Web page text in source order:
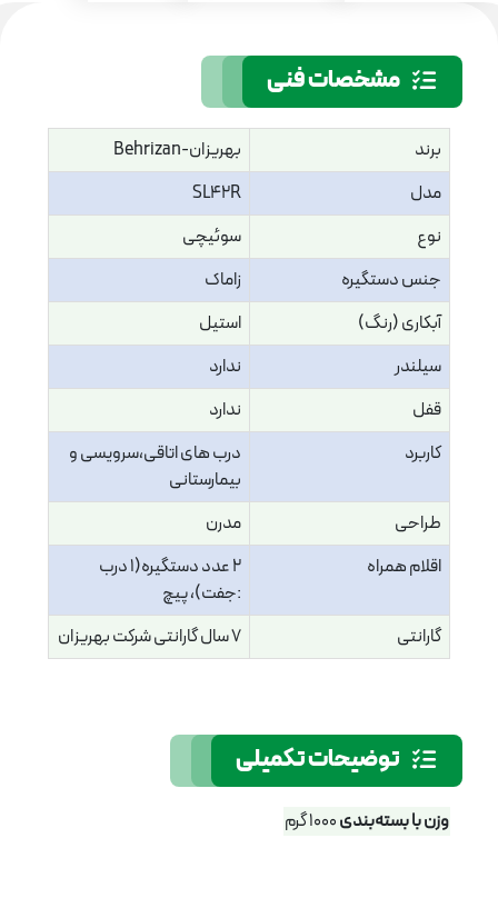
مشخصات فنی
برند
بهریزان-Behrizan
مدل
SL42R
نوع
سوئیچی
جنس دستگیره
زاماک
آبکاری (رنگ)
استیل
سیلندر
ندارد
قفل
ندارد
کاربرد
درب های اتاقی،سرویسی و
بیمارستانی
طراحی
مدرن
اقلام همراه
2 عدد دستگیره(1 درب
:جفت)، پیچ
گارانتی
7 سال گارانتی شرکت بهریزان
توضیحات تکمیلی
وزن با بسته‌بندی1000 گرم